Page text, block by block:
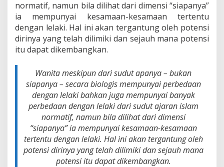
normatif, namun bila dilihat dari dimensi “siapanya”
ia mempunyai kesamaan-kesamaan tertentu
dengan lelaki. Hal ini akan tergantung oleh potensi
dirinya yang telah dilimiki dan sejauh mana potensi
itu dapat dikembangkan.
Wanita meskipun dari sudut apanya – bukan
siapanya – secara biologis mempunyai perbedaan
dengan lelaki bahkan juga mempunyai banyak
perbedaan dengan lelaki dari sudut ajaran islam
normatif, namun bila dilihat dari dimensi
“siapanya” ia mempunyai kesamaan-kesamaan
tertentu dengan lelaki. Hal ini akan tergantung oleh
potensi dirinya yang telah dilimiki dan sejauh mana
potensi itu dapat dikembangkan.